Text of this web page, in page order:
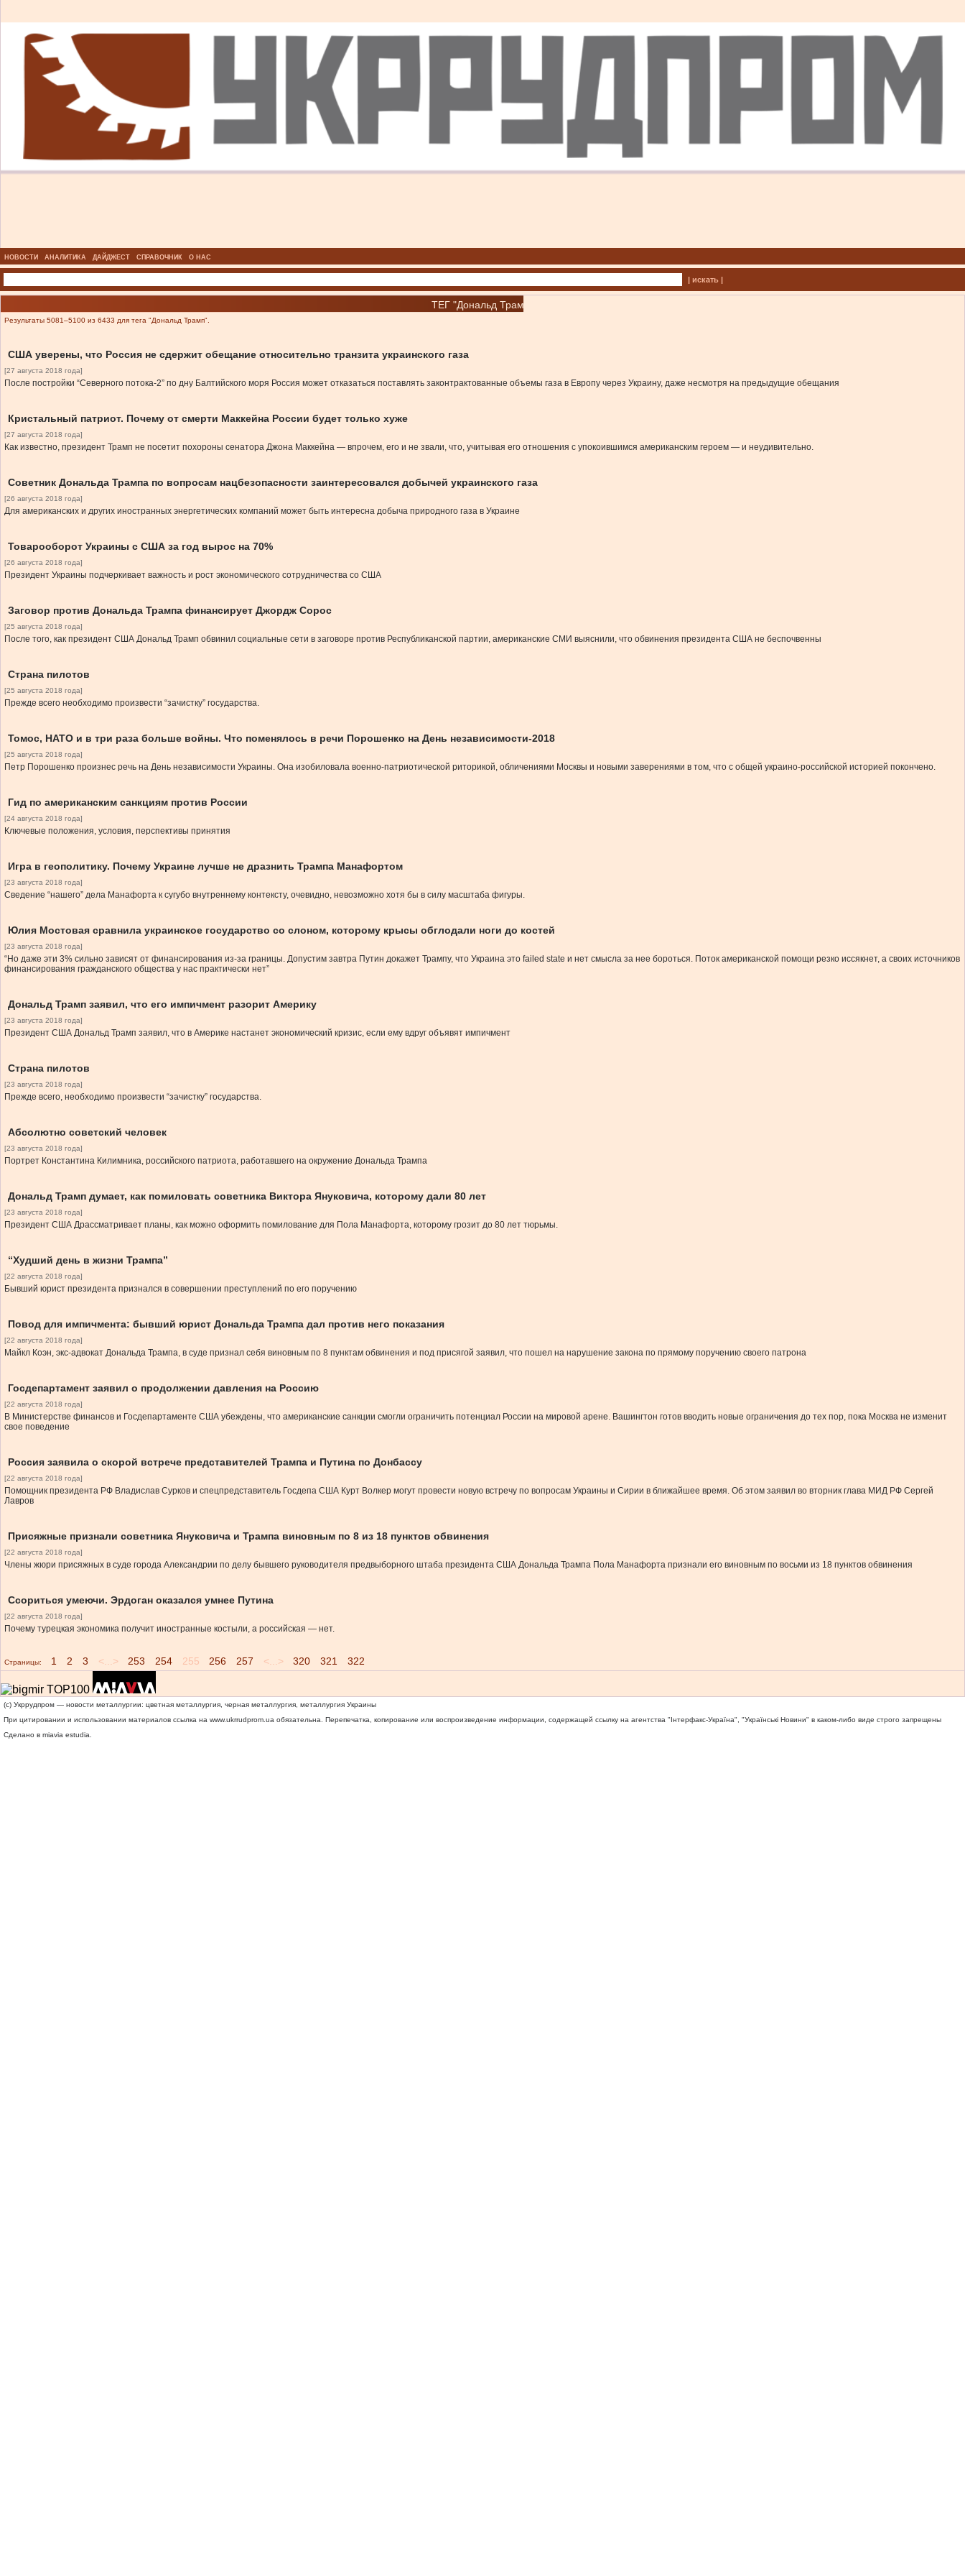
НОВОСТИ АНАЛИТИКА ДАЙДЖЕСТ СПРАВОЧНИК О НАС
| искать |
ТЕГ "Дональд Трамп"
Результаты 5081–5100 из 6433 для тега "Дональд Трамп".
США уверены, что Россия не сдержит обещание относительно транзита украинского газа
[27 августа 2018 года]
После постройки “Северного потока-2” по дну Балтийского моря Россия может отказаться поставлять законтрактованные объемы газа в Европу через Украину, даже несмотря на предыдущие обещания
Кристальный патриот. Почему от смерти Маккейна России будет только хуже
[27 августа 2018 года]
Как известно, президент Трамп не посетит похороны сенатора Джона Маккейна — впрочем, его и не звали, что, учитывая его отношения с упокоившимся американским героем — и неудивительно.
Советник Дональда Трампа по вопросам нацбезопасности заинтересовался добычей украинского газа
[26 августа 2018 года]
Для американских и других иностранных энергетических компаний может быть интересна добыча природного газа в Украине
Товарооборот Украины с США за год вырос на 70%
[26 августа 2018 года]
Президент Украины подчеркивает важность и рост экономического сотрудничества со США
Заговор против Дональда Трампа финансирует Джордж Сорос
[25 августа 2018 года]
После того, как президент США Дональд Трамп обвинил социальные сети в заговоре против Республиканской партии, американские СМИ выяснили, что обвинения президента США не беспочвенны
Страна пилотов
[25 августа 2018 года]
Прежде всего необходимо произвести “зачистку” государства.
Томос, НАТО и в три раза больше войны. Что поменялось в речи Порошенко на День независимости-2018
[25 августа 2018 года]
Петр Порошенко произнес речь на День независимости Украины. Она изобиловала военно-патриотической риторикой, обличениями Москвы и новыми заверениями в том, что с общей украино-российской историей покончено.
Гид по американским санкциям против России
[24 августа 2018 года]
Ключевые положения, условия, перспективы принятия
Игра в геополитику. Почему Украине лучше не дразнить Трампа Манафортом
[23 августа 2018 года]
Сведение “нашего” дела Манафорта к сугубо внутреннему контексту, очевидно, невозможно хотя бы в силу масштаба фигуры.
Юлия Мостовая сравнила украинское государство со слоном, которому крысы обглодали ноги до костей
[23 августа 2018 года]
“Но даже эти 3% сильно зависят от финансирования из-за границы. Допустим завтра Путин докажет Трампу, что Украина это failed state и нет смысла за нее бороться. Поток американской помощи резко иссякнет, а своих источников
финансирования гражданского общества у нас практически нет”
Дональд Трамп заявил, что его импичмент разорит Америку
[23 августа 2018 года]
Президент США Дональд Трамп заявил, что в Америке настанет экономический кризис, если ему вдруг объявят импичмент
Страна пилотов
[23 августа 2018 года]
Прежде всего, необходимо произвести “зачистку” государства.
Абсолютно советский человек
[23 августа 2018 года]
Портрет Константина Килимника, российского патриота, работавшего на окружение Дональда Трампа
Дональд Трамп думает, как помиловать советника Виктора Януковича, которому дали 80 лет
[23 августа 2018 года]
Президент США Драссматривает планы, как можно оформить помилование для Пола Манафорта, которому грозит до 80 лет тюрьмы.
“Худший день в жизни Трампа”
[22 августа 2018 года]
Бывший юрист президента признался в совершении преступлений по его поручению
Повод для импичмента: бывший юрист Дональда Трампа дал против него показания
[22 августа 2018 года]
Майкл Коэн, экс-адвокат Дональда Трампа, в суде признал себя виновным по 8 пунктам обвинения и под присягой заявил, что пошел на нарушение закона по прямому поручению своего патрона
Госдепартамент заявил о продолжении давления на Россию
[22 августа 2018 года]
В Министерстве финансов и Госдепартаменте США убеждены, что американские санкции смогли ограничить потенциал России на мировой арене. Вашингтон готов вводить новые ограничения до тех пор, пока Москва не изменит
свое поведение
Россия заявила о cкорой встрече представителей Трампа и Путина по Донбассу
[22 августа 2018 года]
Помощник президента РФ Владислав Сурков и спецпредставитель Госдепа США Курт Волкер могут провести новую встречу по вопросам Украины и Сирии в ближайшее время. Об этом заявил во вторник глава МИД РФ Сергей
Лавров
Присяжные признали советника Януковича и Трампа виновным по 8 из 18 пунктов обвинения
[22 августа 2018 года]
Члены жюри присяжных в суде города Александрии по делу бывшего руководителя предвыборного штаба президента США Дональда Трампа Пола Манафорта признали его виновным по восьми из 18 пунктов обвинения
Ссориться умеючи. Эрдоган оказался умнее Путина
[22 августа 2018 года]
Почему турецкая экономика получит иностранные костыли, а российская — нет.
Страницы: 1 2 3 <...> 253 254 255 256 257 <...> 320 321 322
(c) Укррудпром — новости металлургии: цветная металлургия, черная металлургия, металлургия Украины
При цитировании и использовании материалов ссылка на www.ukrrudprom.ua обязательна. Перепечатка, копирование или воспроизведение информации, содержащей ссылку на агентства "Iнтерфакс-Україна", "Українськi Новини" в каком-либо виде строго запрещены
Сделано в miavia estudia.